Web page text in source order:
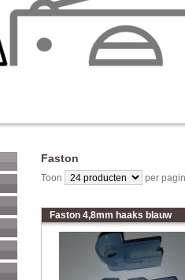
Faston
Toon per
Faston 4,8mm haaks blauw